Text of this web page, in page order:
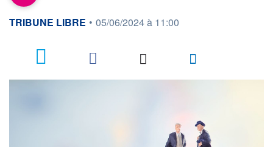
information fournie par
TRIBUNE LIBRE • 05/06/2024 à 11:00